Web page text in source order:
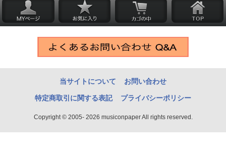
当サイトについて お問い合わせ
特定商取引に関する表記 プライバシーポリシー
Copyright © 2005- 2026 musiconpaper All rights reserved.